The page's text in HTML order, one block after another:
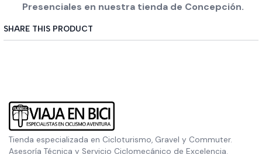
Presenciales en nuestra tienda de Concepción.
SHARE THIS PRODUCT
Tienda especializada en Cicloturismo, Gravel y Commuter.
Asesoría Técnica y Servicio Ciclomecánico de Excelencia.